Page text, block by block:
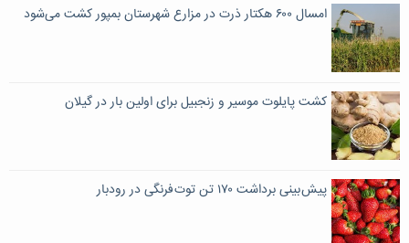
امسال ۶۰۰ هکتار ذرت در مزارع شهرستان بمپور کشت می‌شود
کشت پایلوت موسیر و زنجبیل برای اولین بار در گیلان
پیش بینی برداشت ۱۷۰ تن توت فرنگی در رودبار